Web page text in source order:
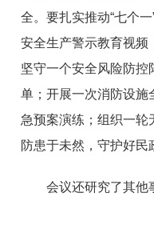
全。要扎实推动“七个
安全生产警示教育视频
坚守一个安全风险防控
单；开展一次消防设施
急预案演练；组织一轮
防患于未然，守护好民
会议还研究了其他